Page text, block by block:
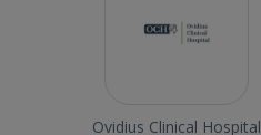
Ovidius Clinical Hospital